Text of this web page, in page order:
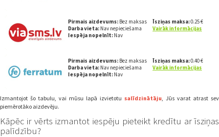
Pirmais aizdevums: Bez maksas
Darba vieta: Nav nepieciešama
Iespēja nopelnīt: Nav
Īsziņas maksa:0.25 €
Vairāk informācijas
Pirmais aizdevums: Bez maksas
Darba vieta: Nav nepieciešama
Iespēja nopelnīt: Nav
Īsziņas maksa:0.40 €
Vairāk informācijas
Izmantojot šo tabulu, vai mūsu lapā izvietotu salīdzinātāju, Jūs varat atrast sev
piemērotāko aizdevēju.
Kāpēc ir vērts izmantot iespēju pieteikt kredītu ar īsziņas
palīdzību?